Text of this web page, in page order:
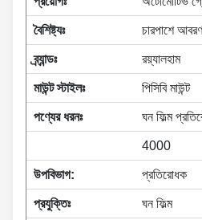
বৈশিষ্ট্যঃ চারপাশে
ব্র্যান্ডঃ রয়্যালহাম
মাউন্ট স্টাইলঃ পিসিবি মাউন্ট
পণ্যের ধরনঃ ঘন ফিল্ম
4000
উপবিভাগ: প্রতিরোধক
প্রযুক্তিঃ ঘন ফিল্ম